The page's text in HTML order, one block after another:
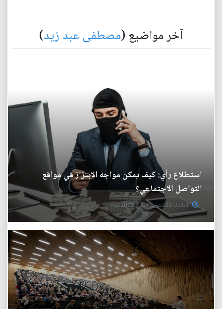
آخر مواضيع (مصطفى عبد زيد)
استطلاع رأي: كيف يمكن مواجه الابتزاز في مواقع
التواصل الاجتماعي؟
الثلاثاء 20 تشرين الثاني 2018